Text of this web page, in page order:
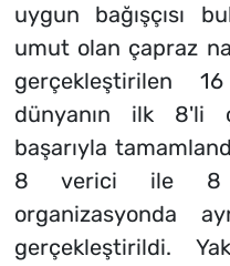
uygun bağışçısı
umut olan çapraz
gerçekleştirilen
dünyanın ilk 8'li
başarıyla
8 verici ile 8
organizasyonda
gerçekleştirildi.